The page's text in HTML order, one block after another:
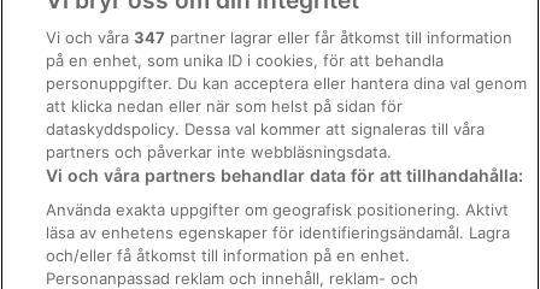
Regler och villkor för Vrbo
Tillgänglighetsanpassning
Juridisk information/Kontakta oss
Riktlinjer för innehåll och anmäla innehåll
Hjälp
Kontakta oss
Vi och våra347 partner lagrar eller får åtkomst till information
på en enhet, som unika ID i cookies, för att behandla
personuppgifter. Du kan acceptera eller hantera dina val genom
att klicka nedan eller när som helst på sidan för
dataskyddspolicy. Dessa val kommer att signaleras till våra
partners och påverkar inte webbläsningsdata.
Vi och våra partners behandlar data för att tillhandahålla:
Använda exakta uppgifter om geografisk positionering. Aktivt
läsa av enhetens egenskaper för identifieringsändamål. Lagra
och/eller få åtkomst till information på en enhet.
Personanpassad reklam och innehåll, reklam- och